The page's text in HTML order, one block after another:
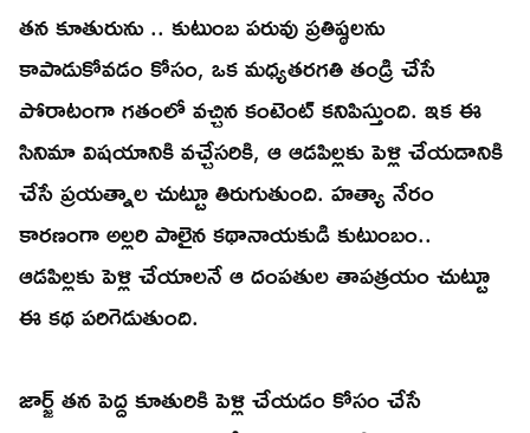
తన కూతురును .. కుటుంబ పరువు ప్రతిష్ఠలను
కాపాడుకోవడం కోసం, ఒక మధ్యతరగతి తండ్రి చేసే
పోరాటంగా గతంలో వచ్చిన కంటెంట్ కనిపిస్తుంది. ఇక ఈ
సినిమా విషయానికి వచ్చేసరికి, ఆ ఆడపిల్లకు పెళ్లి చేయడానికి
చేసే ప్రయత్నాల చుట్టూ తిరుగుతుంది. హత్యా నేరం
కారణంగా అల్లరి పాలైన కథానాయకుడి కుటుంబం..
ఆడపిల్లకు పెళ్లి చేయాలనే ఆ దంపతుల తాపత్రయం చుట్టూ
ఈ కథ పరిగెడుతుంది.
జార్జ్ తన పెద్ద కూతురికి పెళ్లి చేయడం కోసం చేసే